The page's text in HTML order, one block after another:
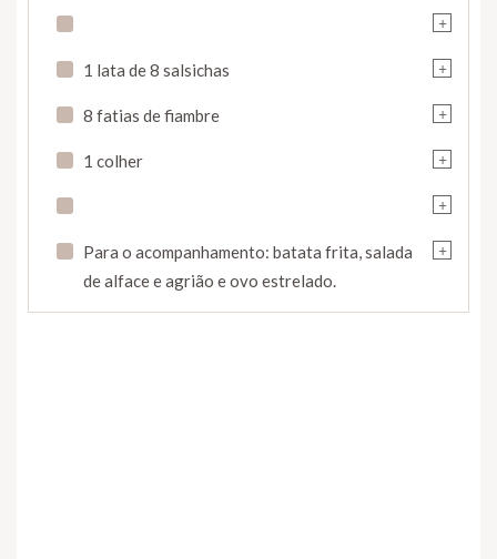
+
+
1 lata de 8 salsichas
+
8 fatias de fiambre
+
1 colher
+
+
Para o acompanhamento: batata frita, salada
de alface e agrião e ovo estrelado.